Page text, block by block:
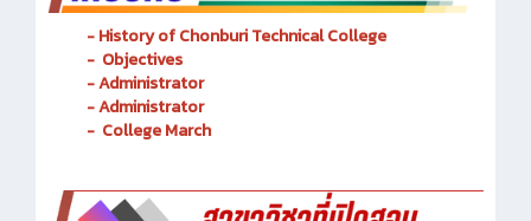
- History of Chonburi Technical College
- Objectives
- Administrator
- Administrator
- College March